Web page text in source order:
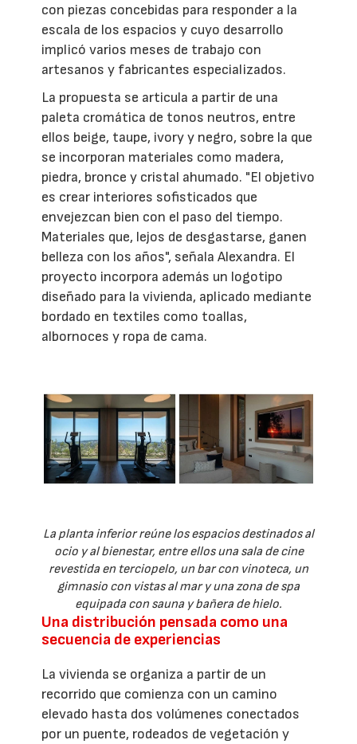
con piezas concebidas para responder a la
escala de los espacios y cuyo desarrollo
implicó varios meses de trabajo con
artesanos y fabricantes especializados.
La propuesta se articula a partir de una
paleta cromática de tonos neutros, entre
ellos beige, taupe, ivory y negro, sobre la que
se incorporan materiales como madera,
piedra, bronce y cristal ahumado. "El objetivo
es crear interiores sofisticados que
envejezcan bien con el paso del tiempo.
Materiales que, lejos de desgastarse, ganen
belleza con los años", señala Alexandra. El
proyecto incorpora además un logotipo
diseñado para la vivienda, aplicado mediante
bordado en textiles como toallas,
albornoces y ropa de cama.
La planta inferior reúne los espacios destinados al
ocio y al bienestar, entre ellos una sala de cine
revestida en terciopelo, un bar con vinoteca, un
gimnasio con vistas al mar y una zona de spa
equipada con sauna y bañera de hielo.
Una distribución pensada como una
secuencia de experiencias
La vivienda se organiza a partir de un
recorrido que comienza con un camino
elevado hasta dos volúmenes conectados
por un puente, rodeados de vegetación y